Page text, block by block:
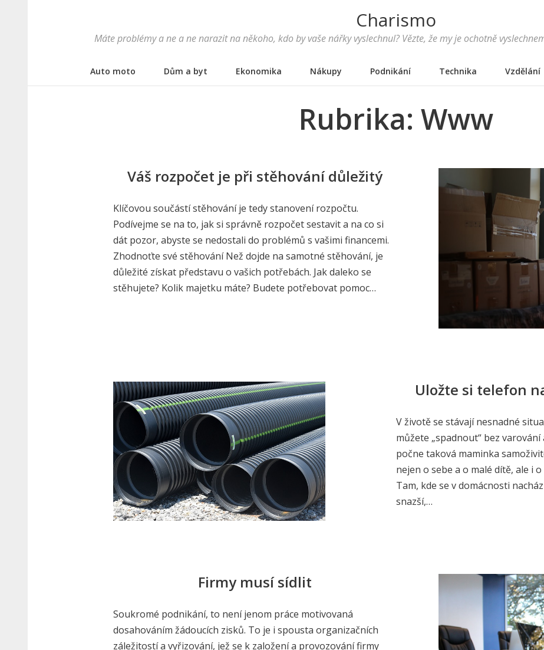
Charismo
Máte problémy a ne a ne narazit na někoho, kdo by vaše nářky vyslechnul? Vězte, že my je ochotně
Auto moto Dům a byt Ekonomika Nákupy Podnikání Technika Vzdělání
Rubrika: Www
Váš rozpočet je při stěhování důležitý
Klíčovou součástí stěhování je tedy stanovení rozpočtu.
Podívejme se na to, jak si správně rozpočet sestavit a na co si
dát pozor, abyste se nedostali do problémů s vašimi financemi.
Zhodnoťte své stěhování Než dojde na samotné stěhování, je
důležité získat představu o vašich potřebách. Jak daleko se
stěhujete? Kolik majetku máte? Budete potřebovat pomoc…
Uložte si telefon
V životě se stávají nesnadné
můžete „spadnout“ bez
počne taková maminka
nejen o sebe a o malé dítě, ale i
Tam, kde se v domácnosti
snazší,…
Firmy musí sídlit
Soukromé podnikání, to není jenom práce motivovaná
dosahováním žádoucích zisků. To je i spousta organizačních
záležitostí a vyřizování, jež se k založení a provozování firmy